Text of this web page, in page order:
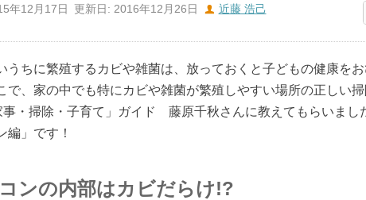
年12月17日 更新日: 2016年12月26日 近藤 浩己
うちに繁殖するカビや雑菌は、放っておくと子どもの健康を
、家の中でも特にカビや雑菌が繁殖しやすい場所の正しい掃
事・掃除・子育て」ガイド 藤原千秋さんに教えてもらいまし
編」です！
ンの内部はカビだらけ!?